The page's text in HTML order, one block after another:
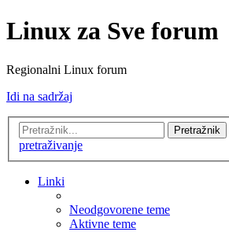
Linux za Sve forum
Regionalni Linux forum
Idi na sadržaj
Pretražnik
pretraživanje
Linki
Neodgovorene teme
Aktivne teme